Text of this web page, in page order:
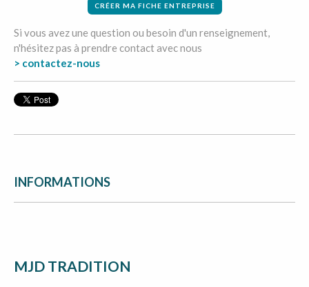
CRÉER MA FICHE ENTREPRISE
Si vous avez une question ou besoin d'un renseignement,
n'hésitez pas à prendre contact avec nous
> contactez-nous
INFORMATIONS
MJD TRADITION